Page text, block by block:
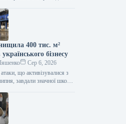
популяризацією науки,
до команди венчурного
400 тис. м²
українського бізнесу
Сер 6, 2026
атаки, що активізувалися з
завдали значної шкоди
метрів складських